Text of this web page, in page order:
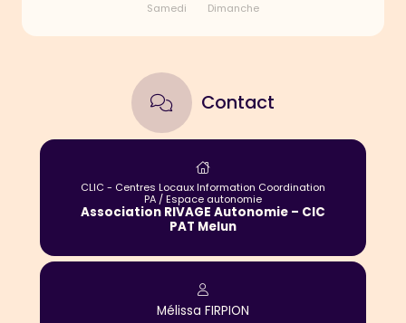
Samedi Dimanche
Contact
CLIC - Centres Locaux Information Coordination
PA / Espace autonomie
Association RIVAGE Autonomie – CIC
PAT Melun
Mélissa FIRPION